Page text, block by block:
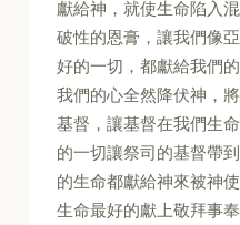
獻給神，就使生命陷入
破性的恩膏，讓我們像
好的一切，都獻給我們
我們的心全然降伏神，
基督，讓基督在我們生
的一切讓祭司的基督帶
的生命都獻給神來被神
生命最好的獻上敬拜事